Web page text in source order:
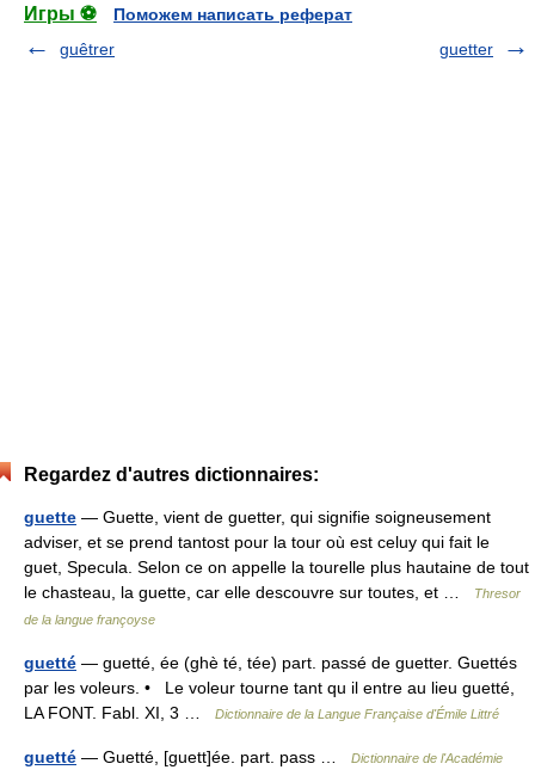
Игры ⚽
Поможем написать реферат
guêtrer
guetter
Regardez d'autres dictionnaires:
guette — Guette, vient de guetter, qui signifie soigneusement
adviser, et se prend tantost pour la tour où est celuy qui fait le
guet, Specula. Selon ce on appelle la tourelle plus hautaine de tout
le chasteau, la guette, car elle descouvre sur toutes, et …
Thresor
de la langue françoyse
guetté — guetté, ée (ghè té, tée) part. passé de guetter. Guettés
par les voleurs. • Le voleur tourne tant qu il entre au lieu guetté,
LA FONT. Fabl. XI, 3 …
Dictionnaire de la Langue Française d'Émile Littré
guetté — Guetté, [guett]ée. part. pass …
Dictionnaire de l'Académie